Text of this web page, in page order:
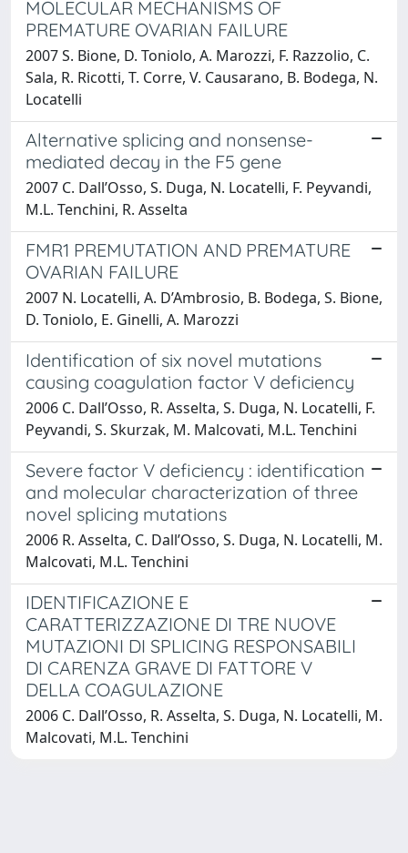
MOLECULAR MECHANISMS OF
PREMATURE OVARIAN FAILURE
2007 S. Bione, D. Toniolo, A. Marozzi, F. Razzolio, C.
Sala, R. Ricotti, T. Corre, V. Causarano, B. Bodega, N.
Locatelli
Alternative splicing and nonsense-
mediated decay in the F5 gene
2007 C. Dall’Osso, S. Duga, N. Locatelli, F. Peyvandi,
M.L. Tenchini, R. Asselta
FMR1 PREMUTATION AND PREMATURE
OVARIAN FAILURE
2007 N. Locatelli, A. D’Ambrosio, B. Bodega, S. Bione,
D. Toniolo, E. Ginelli, A. Marozzi
Identification of six novel mutations
causing coagulation factor V deficiency
2006 C. Dall’Osso, R. Asselta, S. Duga, N. Locatelli, F.
Peyvandi, S. Skurzak, M. Malcovati, M.L. Tenchini
Severe factor V deficiency : identification
and molecular characterization of three
novel splicing mutations
2006 R. Asselta, C. Dall’Osso, S. Duga, N. Locatelli, M.
Malcovati, M.L. Tenchini
IDENTIFICAZIONE E
CARATTERIZZAZIONE DI TRE NUOVE
MUTAZIONI DI SPLICING RESPONSABILI
DI CARENZA GRAVE DI FATTORE V
DELLA COAGULAZIONE
2006 C. Dall’Osso, R. Asselta, S. Duga, N. Locatelli, M.
Malcovati, M.L. Tenchini